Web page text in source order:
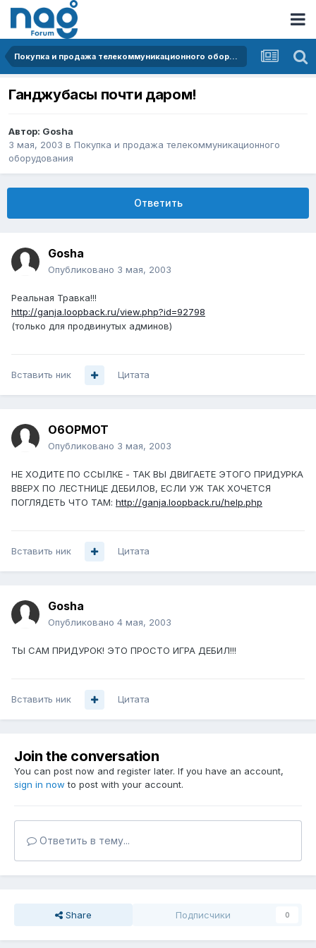
Покупка и продажа телекоммуникационного оборудования
Ганджубасы почти даром!
Автор: Gosha
3 мая, 2003 в Покупка и продажа телекоммуникационного
оборудования
Ответить
Gosha
Опубликовано 3 мая, 2003
Реальная Травка!!!
http://ganja.loopback.ru/view.php?id=92798
(только для продвинутых админов)
Вставить ник Цитата
O6OPMOT
Опубликовано 3 мая, 2003
НЕ ХОДИТЕ ПО ССЫЛКЕ - ТАК ВЫ ДВИГАЕТЕ ЭТОГО ПРИДУРКА
ВВЕРХ ПО ЛЕСТНИЦЕ ДЕБИЛОВ, ЕСЛИ УЖ ТАК ХОЧЕТСЯ
ПОГЛЯДЕТЬ ЧТО ТАМ: http://ganja.loopback.ru/help.php
Вставить ник Цитата
Gosha
Опубликовано 4 мая, 2003
ТЫ САМ ПРИДУРОК! ЭТО ПРОСТО ИГРА ДЕБИЛ!!!
Вставить ник Цитата
Join the conversation
You can post now and register later. If you have an account,
sign in now to post with your account.
Ответить в тему...
Share Подписчики 0